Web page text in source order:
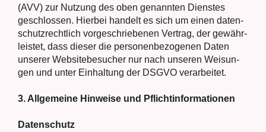
(AVV) zur Nut­zung des oben genann­ten Diens­tes
geschlos­sen. Hier­bei han­delt es sich um einen daten­
schutz­recht­lich vor­ge­schrie­be­nen Ver­trag, der gewähr­
leis­tet, dass die­ser die per­so­nen­be­zo­ge­nen Daten
unse­rer Web­site­be­su­cher nur nach unse­ren Wei­sun­
gen und unter Ein­hal­tung der DSGVO ver­ar­bei­tet.
3. All­ge­mei­ne Hin­wei­se und Pflicht­informationen
Daten­schutz